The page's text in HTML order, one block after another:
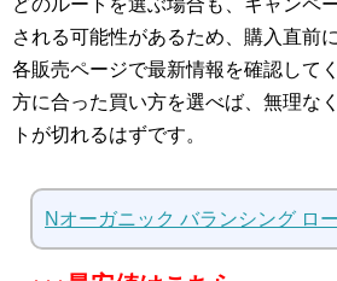
される可能性があるため、購入直前
各販売ページで最新情報を確認して
方に合った買い方を選べば、無理な
トが切れるはずです。
Nオーガニック バランシング ロ